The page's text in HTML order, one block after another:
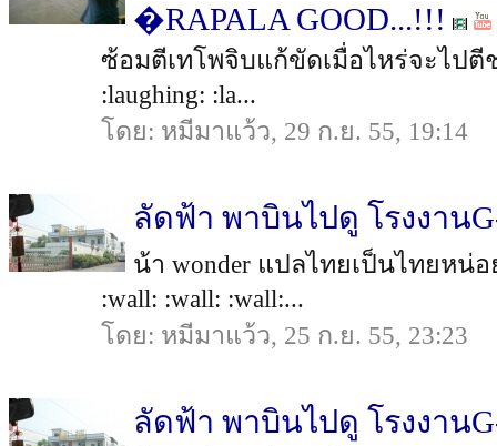
�RAPALA GOOD...!!!
ซ้อมตีเทโพจิบแก้ขัดเมื่อไหร่จะไปตี
:laughing: :la...
โดย: หมีมาแว้ว, 29 ก.ย. 55, 19:14
ลัดฟ้า พาบินไปดู โรงงาน
น้า wonder แปลไทยเป็นไทยหน่
:wall: :wall: :wall:...
โดย: หมีมาแว้ว, 25 ก.ย. 55, 23:23
ลัดฟ้า พาบินไปดู โรงงาน